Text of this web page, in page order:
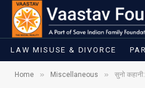
LAW MISUSE & DIVORCE
Home » Miscellaneous » सुनो